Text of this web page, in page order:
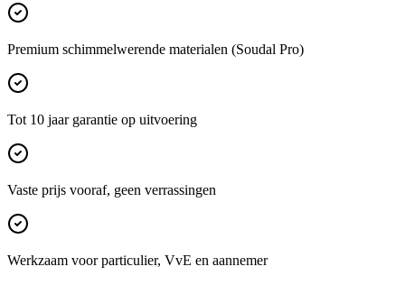
Premium schimmelwerende materialen (Soudal Pro)
Tot 10 jaar garantie op uitvoering
Vaste prijs vooraf, geen verrassingen
Werkzaam voor particulier, VvE en aannemer